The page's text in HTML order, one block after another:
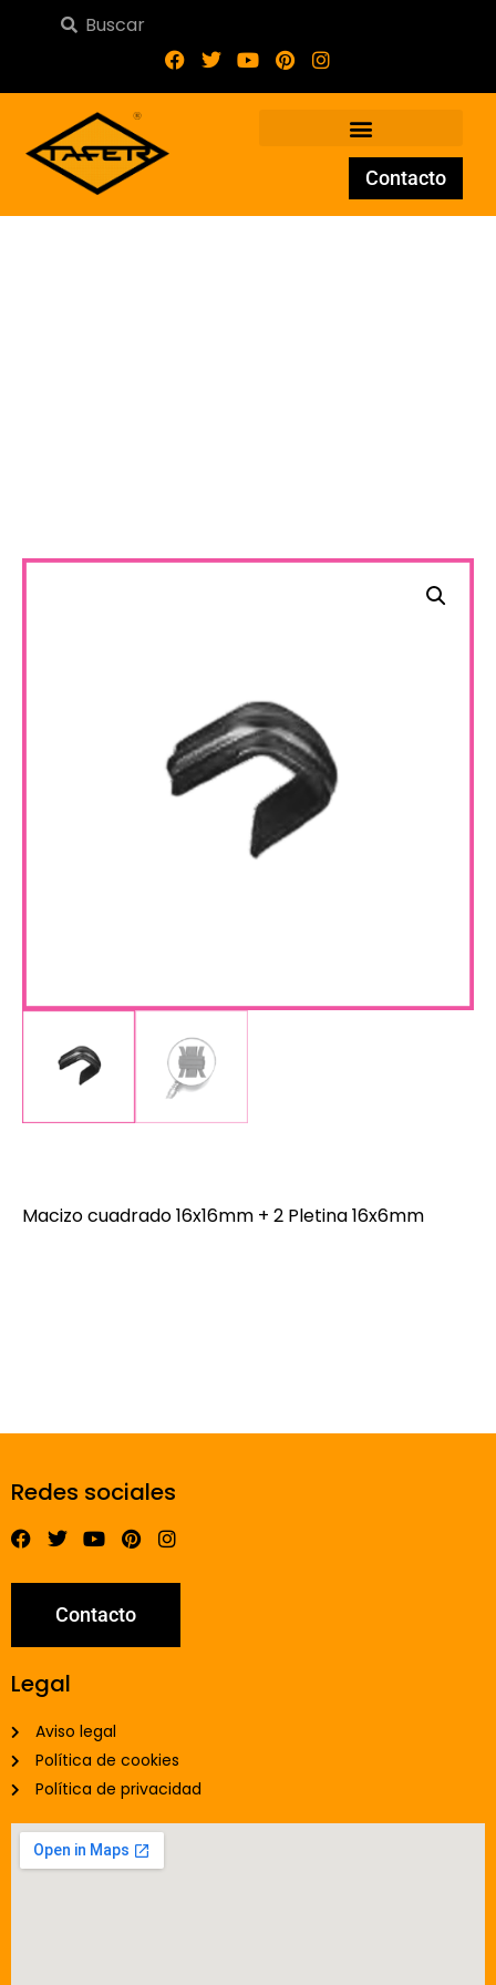
Contacto
Macizo cuadrado 16x16mm + 2 Pletina 16x6mm
Redes sociales
Contacto
Legal
Aviso legal
Política de cookies
Política de privacidad